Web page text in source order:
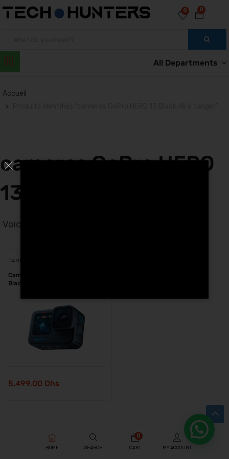
0
0
All Departments
Accueil
cameras GoPro HERO
13 Black 4k à tanger
Voici le seul résultat
CAMÉRAS D'ACTION
Caméra d’action GoPro HERO 13
Black au Maroc
5,499.00 Dhs
HOME SEARCH
0
CART MY ACCOUNT